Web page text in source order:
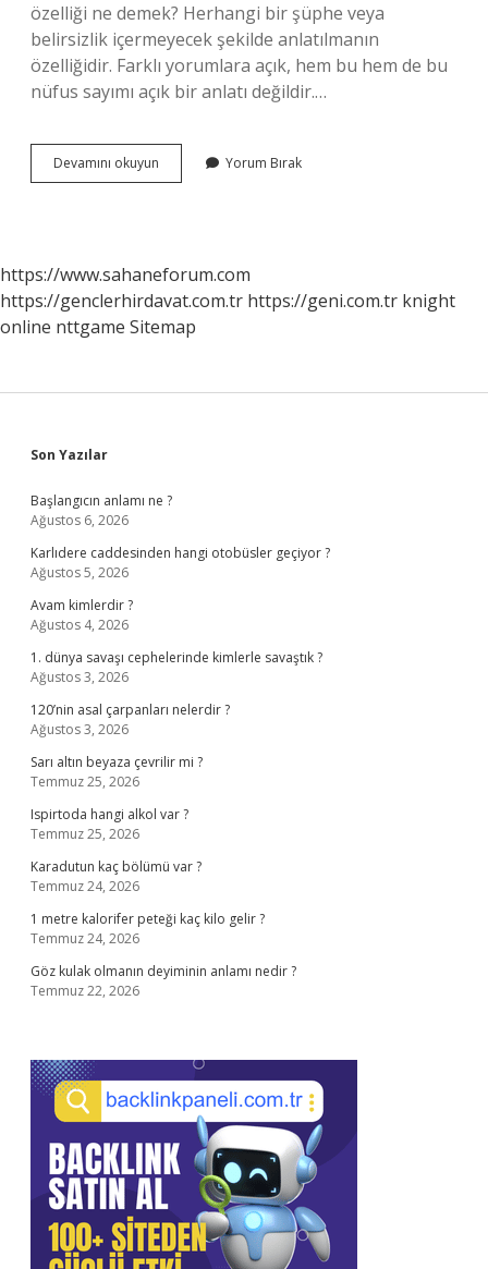
özelliği ne demek? Herhangi bir şüphe veya
belirsizlik içermeyecek şekilde anlatılmanın
özelliğidir. Farklı yorumlara açık, hem bu hem de bu
nüfus sayımı açık bir anlatı değildir.…
Devamını okuyun
Biçiminin
Yorum Bırak
https://www.sahaneforum.com
https://genclerhirdavat.com.tr https://geni.com.tr knight
online nttgame Sitemap
Sidebar
Son Yazılar
Başlangıcın anlamı ne ?
Ağustos 6, 2026
Karlıdere caddesinden hangi otobüsler geçiyor ?
Ağustos 5, 2026
Avam kimlerdir ?
Ağustos 4, 2026
1. dünya savaşı cephelerinde kimlerle savaştık ?
Ağustos 3, 2026
120’nin asal çarpanları nelerdir ?
Ağustos 3, 2026
Sarı altın beyaza çevrilir mi ?
Temmuz 25, 2026
Ispirtoda hangi alkol var ?
Temmuz 25, 2026
Karadutun kaç bölümü var ?
Temmuz 24, 2026
1 metre kalorifer peteği kaç kilo gelir ?
Temmuz 24, 2026
Göz kulak olmanın deyiminin anlamı nedir ?
Temmuz 22, 2026